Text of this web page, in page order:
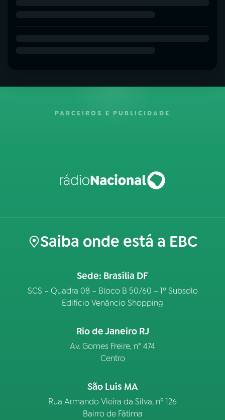
PARCEIROS E PUBLICIDADE
Saiba onde está a EBC
Sede: Brasília DF
SCS – Quadra 08 – Bloco B 50/60 – 1º Subsolo
Edifício Venâncio Shopping
Rio de Janeiro RJ
Av. Gomes Freire, n° 474
Centro
São Luís MA
Rua Armando Vieira da Silva, nº 126
Bairro de Fátima